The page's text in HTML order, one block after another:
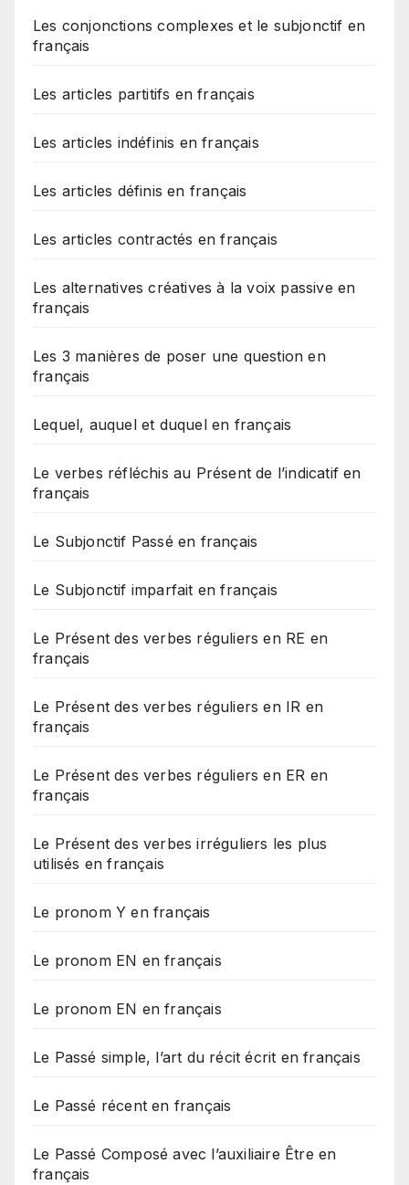
Les conjonctions complexes et le subjonctif en
français
Les articles partitifs en français
Les articles indéfinis en français
Les articles définis en français
Les articles contractés en français
Les alternatives créatives à la voix passive en
français
Les 3 manières de poser une question en
français
Lequel, auquel et duquel en français
Le verbes réfléchis au Présent de l’indicatif en
français
Le Subjonctif Passé en français
Le Subjonctif imparfait en français
Le Présent des verbes réguliers en RE en
français
Le Présent des verbes réguliers en IR en
français
Le Présent des verbes réguliers en ER en
français
Le Présent des verbes irréguliers les plus
utilisés en français
Le pronom Y en français
Le pronom EN en français
Le pronom EN en français
Le Passé simple, l’art du récit écrit en français
Le Passé récent en français
Le Passé Composé avec l’auxiliaire Être en
français